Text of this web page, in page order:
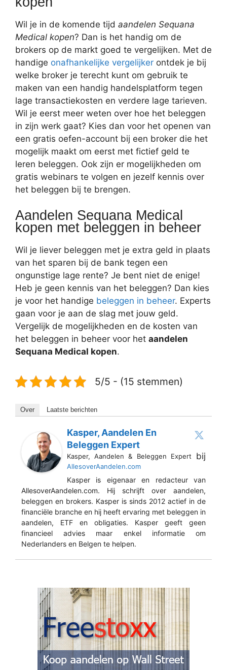
Wil je in de komende tijd aandelen Sequana
Medical kopen? Dan is het handig om de
brokers op de markt goed te vergelijken. Met de
handige onafhankelijke vergelijker ontdek je bij
welke broker je terecht kunt om gebruik te
maken van een handig handelsplatform tegen
lage transactiekosten en verdere lage tarieven.
Wil je eerst meer weten over hoe het beleggen
in zijn werk gaat? Kies dan voor het openen van
een gratis oefen-account bij een broker die het
mogelijk maakt om eerst met fictief geld te
leren beleggen. Ook zijn er mogelijkheden om
gratis webinars te volgen en jezelf kennis over
het beleggen bij te brengen.
Aandelen Sequana Medical
kopen met beleggen in beheer
Wil je liever beleggen met je extra geld in plaats
van het sparen bij de bank tegen een
ongunstige lage rente? Je bent niet de enige!
Heb je geen kennis van het beleggen? Dan kies
je voor het handige beleggen in beheer. Experts
gaan voor je aan de slag met jouw geld.
Vergelijk de mogelijkheden en de kosten van
het beleggen in beheer voor het aandelen
Sequana Medical kopen.
5/5 - (15 stemmen)
Over Laatste berichten
Kasper, Aandelen En
Beleggen Expert
Kasper, Aandelen & Beleggen Expert bij
AllesoverAandelen.com
Kasper is eigenaar en redacteur van
AllesoverAandelen.com. Hij schrijft over aandelen,
beleggen en brokers. Kasper is sinds 2012 actief in de
financiële branche en hij heeft ervaring met beleggen in
aandelen, ETF en obligaties. Kasper geeft geen
financieel advies maar enkel informatie om
Nederlanders en Belgen te helpen.